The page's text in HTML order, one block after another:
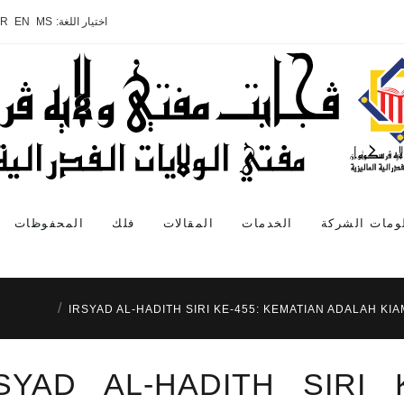
اختيار اللغة: MS
EN
الشركة الخدمات المقالات فلك المحفوظات
IRSYAD AL-HADITH SIRI KE-455: KEMATIAN ADALAH
AL-HADITH SIRI